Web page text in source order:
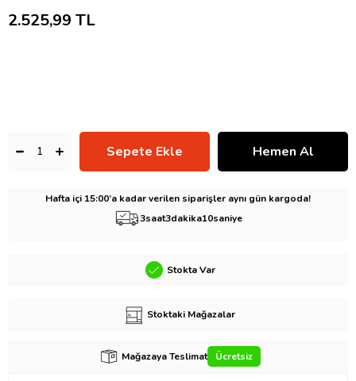
2.525,99 TL
Hafta içi 15:00’a kadar verilen siparişler aynı gün kargoda!
3saat3dakika9saniye
Stokta Var
Stoktaki Mağazalar
Mağazaya Teslimat Ücretsiz